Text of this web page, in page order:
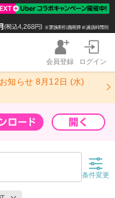
会員登録 ログイン
知らせ 8月12日 (水)
条件変更